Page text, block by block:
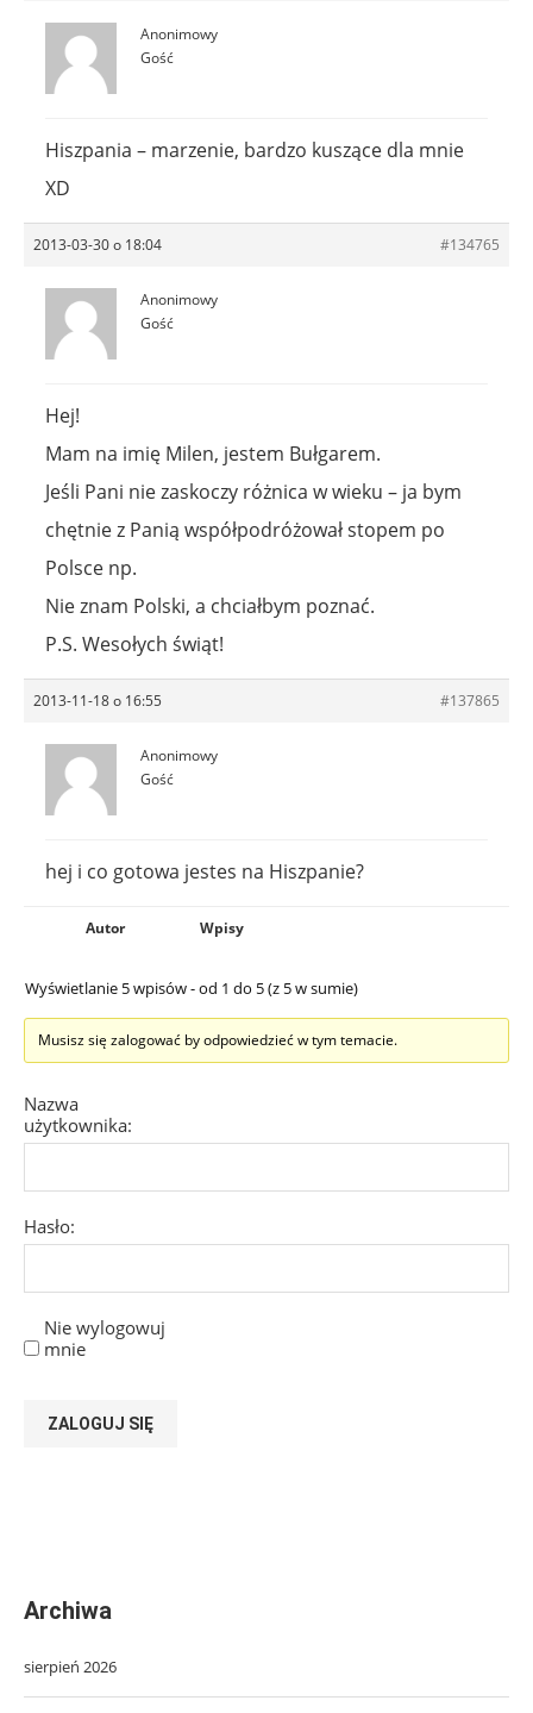
Anonimowy
Gość
Hiszpania – marzenie, bardzo kuszące dla mnie
XD
2013-03-30 o 18:04 #134765
Anonimowy
Gość
Hej!
Mam na imię Milen, jestem Bułgarem.
Jeśli Pani nie zaskoczy różnica w wieku – ja bym
chętnie z Panią współpodróżował stopem po
Polsce np.
Nie znam Polski, a chciałbym poznać.
P.S. Wesołych świąt!
2013-11-18 o 16:55 #137865
Anonimowy
Gość
hej i co gotowa jestes na Hiszpanie?
Autor Wpisy
Wyświetlanie 5 wpisów - od 1 do 5 (z 5 w sumie)
Musisz się zalogować by odpowiedzieć w tym temacie.
Nazwa
użytkownika:
Hasło:
Nie wylogowuj
mnie
ZALOGUJ SIĘ
Archiwa
sierpień 2026